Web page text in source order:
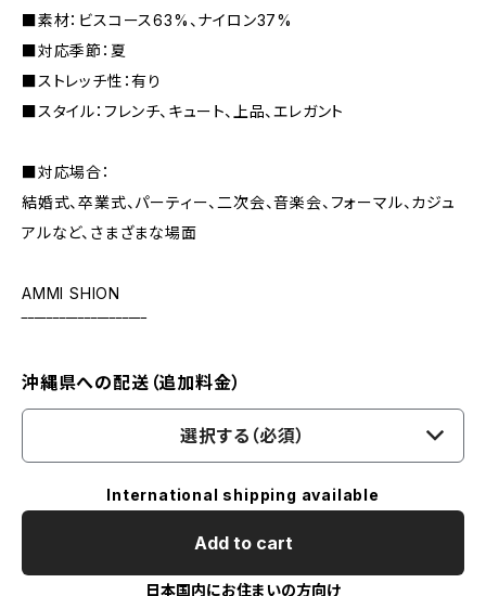
■素材：ビスコース63%、ナイロン37%
■対応季節：夏
■ストレッチ性：有り
■スタイル：フレンチ、キュート、上品、エレガント
■対応場合：
結婚式、卒業式、パーティー、二次会、音楽会、フォーマル、カジュ
アルなど、さまざまな場面
AMMI SHION
‾‾‾‾‾‾‾‾‾‾‾‾‾‾‾‾‾‾‾‾
沖縄県への配送（追加料金）
選択する（必須）
International shipping available
Add to cart
日本国内にお住まいの方向け